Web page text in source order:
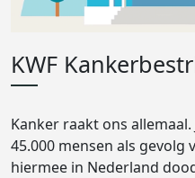
KWF
Kanker raakt ons
45.000 mensen als gevolg
hiermee in Nederland